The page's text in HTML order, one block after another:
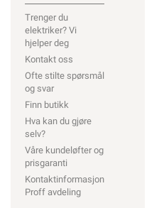
Trenger du
elektriker? Vi
hjelper deg
Kontakt oss
Ofte stilte spørsmål
og svar
Finn butikk
Hva kan du gjøre
selv?
Våre kundeløfter og
prisgaranti
Kontaktinformasjon
Proff avdeling